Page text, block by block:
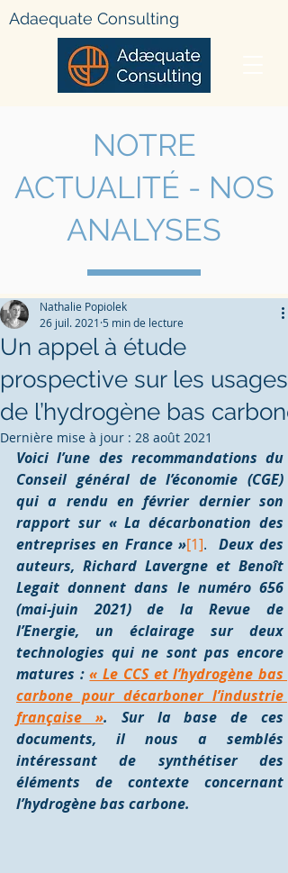
Adaequate Consulting
NOTRE
ACTUALITÉ - NOS
ANALYSES
Un appel à étude
prospective sur les usages
de l’hydrogène bas carbone
Nathalie Popiolek
26 juil. 2021 5 min de lecture
Dernière mise à jour : 28 août 2021
Voici l’une des recommandations du
Conseil général de l’économie (CGE)
qui a rendu en février dernier son
rapport sur « La décarbonation des
entreprises en France »[1].
Deux des
auteurs, Richard Lavergne et Benoît
Legait donnent dans le numéro 656
(mai-juin 2021) de la Revue de
l’Energie, un éclairage sur deux
technologies qui ne sont pas encore
matures : « Le CCS et l’hydrogène bas
carbone pour décarboner l’industrie
française ». Sur la base de ces
documents, il nous a semblés
intéressant de synthétiser des
éléments de contexte concernant
l’hydrogène bas carbone.